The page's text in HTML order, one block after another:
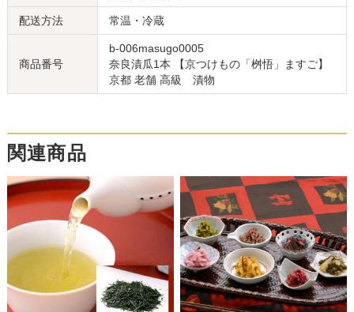
配送方法 常温・冷蔵
商品番号
b-006masugo0005
奈良漬瓜1本 【京つけもの「桝悟」ますご】
京都 老舗 高級 漬物
関連商品